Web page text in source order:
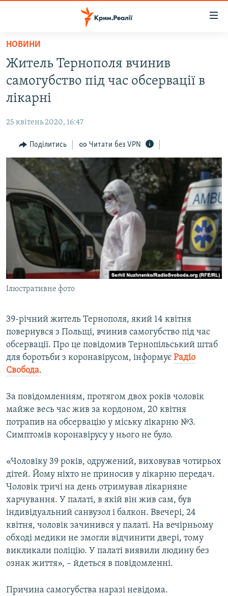
Перейти
основного
матеріалу
Перейти
до
основної
Перейти
до
пошуку
ВОДА.КРИМ
ВІДЕО ТА ФОТО
БЛОГИ
ПОГЛЯД
ІНТЕРВ'Ю
ВСЕ ЗА ДЕНЬ
СПЕЦПРОЕКТИ
ДЕПОРТАЦІЯ
ВІДЕОУРОКИ «ELIFBE»
СВІДЧЕННЯ ОКУПАЦІЇ
УКРАЇНСЬКА ПРОБЛЕМА КРИМУ
ІНФОГРАФІКА
ЯК ОБІЙТИ БЛОКУВАННЯ
Русский
Qırımtatar
ДОЛУЧАЙСЯ!
Усі сайти RFE/RL
НОВИНИ
Житель Тернополя вчинив
самогубство під час обсервації в
лікарні
25 квітень 2020, 16:47
Поділитись Читати без VPN
Ілюстративне фото
39-річний житель Тернополя, який 14 квітня
повернувся з Польщі, вчинив самогубство під час
обсервації. Про це повідомив Тернопільський штаб
для боротьби з коронавірусом, інформує Радіо
Свобода.
За повідомленням, протягом двох років чоловік
майже весь час жив за кордоном, 20 квітня
потрапив на обсервацію у міську лікарню №3.
Симптомів коронавірусу у нього не було.
«Чоловіку 39 років, одружений, виховував чотирьох
дітей. Йому ніхто не приносив у лікарню передач.
Чоловік тричі на день отримував лікарняне
харчування. У палаті, в якій він жив сам, був
індивідуальний санвузол і балкон. Ввечері, 24
квітня, чоловік зачинився у палаті. На вечірньому
обході медики не змогли відчинити двері, тому
викликали поліцію. У палаті виявили людину без
ознак життя», – йдеться в повідомленні.
Причина самогубства наразі невідома.